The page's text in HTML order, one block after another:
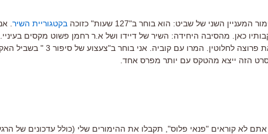
המעניין השני של שביט: הוא בוחר ב"127 שעות" כזוכה בקטגוריית השיר .
כאן. מהסיבה היחידה: השיר של דיידו ושל א.ר רחמן פשוט מקסים
הזאת פרוצה לחלוטין. המרו עם קוביה.
הזה ייצא מהטקס עם יותר מפרס אחד.
לא קוראים "פנאי פלוס", תקבלו את ההימורים שלי (כולל עדכונים של